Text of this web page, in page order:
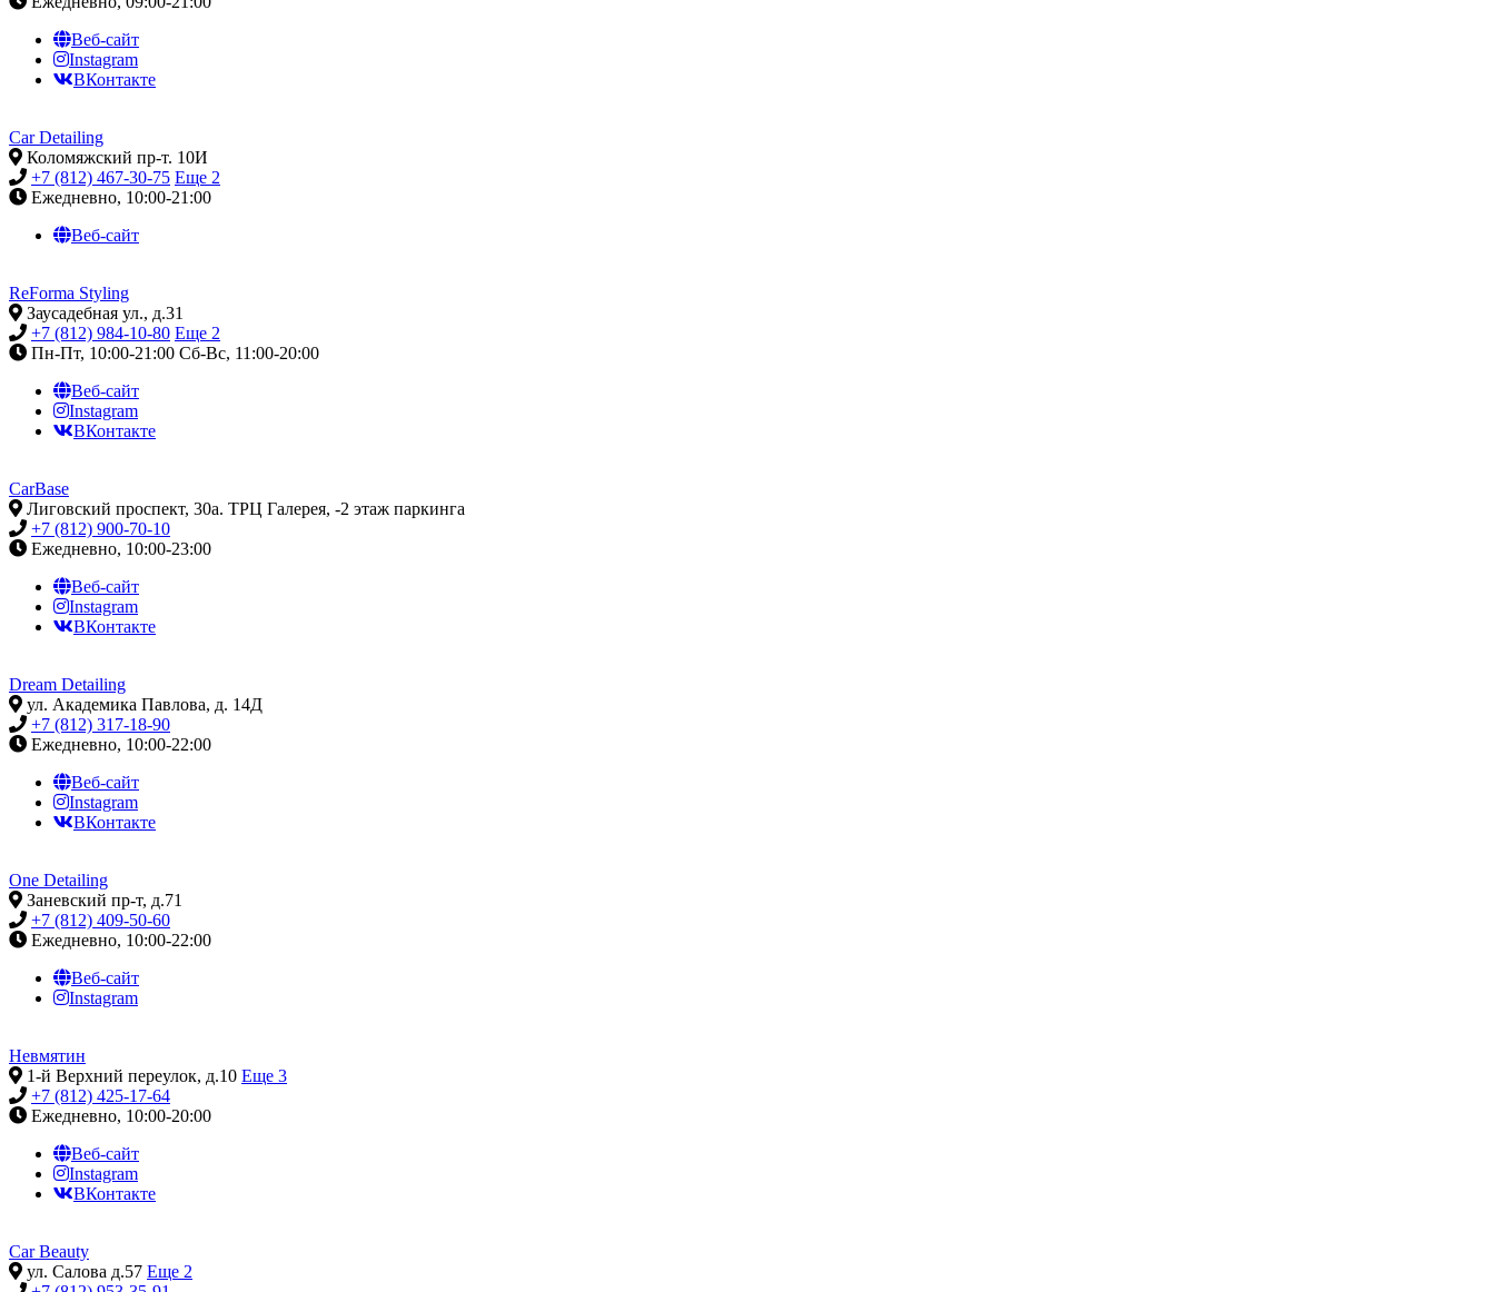
Веб-сайт
Instagram
ВКонтакте
Car Detailing
Коломяжский пр-т. 10И
+7 (812) 467-30-75 Еще 2
Ежедневно, 10:00-21:00
Веб-сайт
ReForma Styling
Заусадебная ул., д.31
+7 (812) 984-10-80 Еще 2
Пн-Пт, 10:00-21:00 Сб-Вс, 11:00-20:00
Веб-сайт
Instagram
ВКонтакте
CarBase
Лиговский проспект, 30а. ТРЦ Галерея, -2 этаж паркинга
+7 (812) 900-70-10
Ежедневно, 10:00-23:00
Веб-сайт
Instagram
ВКонтакте
Dream Detailing
ул. Академика Павлова, д. 14Д
+7 (812) 317-18-90
Ежедневно, 10:00-22:00
Веб-сайт
Instagram
ВКонтакте
One Detailing
Заневский пр-т, д.71
+7 (812) 409-50-60
Ежедневно, 10:00-22:00
Веб-сайт
Instagram
Невмятин
1-й Верхний переулок, д.10 Еще 3
+7 (812) 425-17-64
Ежедневно, 10:00-20:00
Веб-сайт
Instagram
ВКонтакте
Car Beauty
ул. Салова д.57 Еще 2